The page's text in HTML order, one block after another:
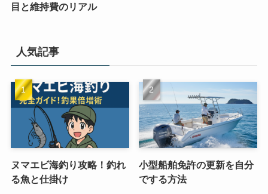
目と維持費のリアル
人気記事
ヌマエビ海釣り攻略！釣れ
る魚と仕掛け
小型船舶免許の更新を自分
でする方法